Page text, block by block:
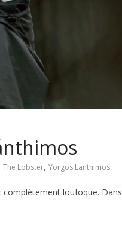
The Lobster, Yorgos Lanthimos
complètement loufoque. Dans